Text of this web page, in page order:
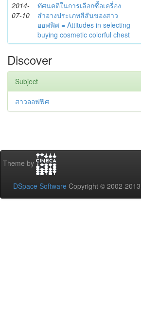
2014-
07-10
ทัศนคติในการเลือกซื้อเครื่อง
สำอางประเภทสีสันของสาว
ออฟฟิศ = Attitudes in selecting
buying cosmetic colorful chest
Discover
Subject
สาวออฟฟิศ
Theme by
DSpace Software Copyright © 2002-2013